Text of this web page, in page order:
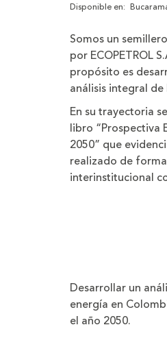
Disponible en:
Somos un
por ECOPETROL
propósito es
análisis integral
En su trayectoria
libro “Prospectiva
2050” que
realizado de
interinstitucional
Desarrollar un
energía en
el año 2050.